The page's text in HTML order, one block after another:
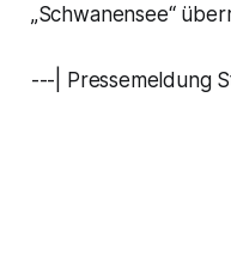
„Schwanensee“
---| Pressemeldung